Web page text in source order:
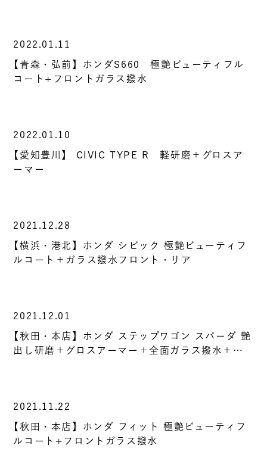
2022.01.11
【青森・弘前】ホンダS660 極艶ビューティフル
コート+フロントガラス撥水
2022.01.10
【愛知豊川】 CIVIC TYPE R 軽研磨＋グロスア
ーマー
2021.12.28
【横浜・港北】ホンダ シビック 極艶ビューティフ
ルコート＋ガラス撥水フロント・リア
2021.12.01
【秋田・本店】ホンダ ステップワゴン スパーダ 艶
出し研磨＋グロスアーマー＋全面ガラス撥水＋…
2021.11.22
【秋田・本店】ホンダ フィット 極艶ビューティフ
ルコート+フロントガラス撥水